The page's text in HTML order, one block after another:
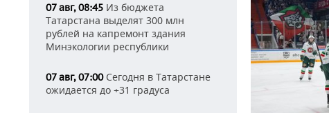
07 авг, 08:45 Из бюджета
Татарстана выделят 300 млн
рублей на капремонт здания
Минэкологии республики
07 авг, 07:00Сегодня в Татарстане
ожидается до +31 градуса